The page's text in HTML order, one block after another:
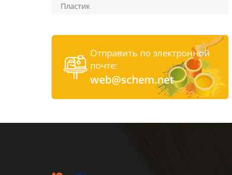
Пластик
Отправить по электронной
почте:
web@schem.net